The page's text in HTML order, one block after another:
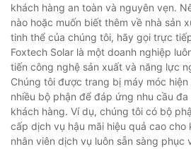
khách hàng an toàn và nguyên vẹn.
nào hoặc muốn biết thêm về nhà sản
tinh thể của chúng tôi, hãy gọi trực
Foxtech Solar là một doanh nghiệp
tiến công nghệ sản xuất và năng lực
Chúng tôi được trang bị máy móc
nhiều bộ phận để đáp ứng nhu cầu
khách hàng. Ví dụ, chúng tôi có bộ
cấp dịch vụ hậu mãi hiệu quả cao cho
nhân viên dịch vụ luôn sẵn sàng phục